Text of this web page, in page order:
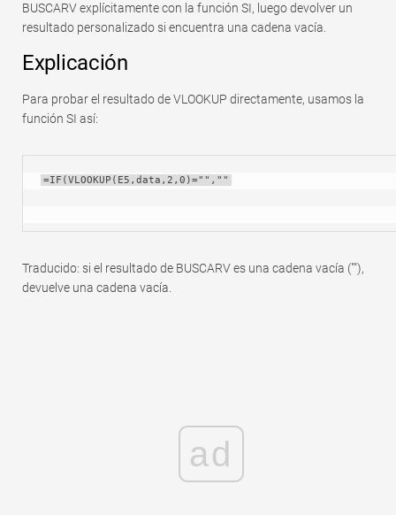
BUSCARV explícitamente con la función SI, luego devolver un
resultado personalizado si encuentra una cadena vacía.
Explicación
Para probar el resultado de VLOOKUP directamente, usamos la
función SI así:
=IF(VLOOKUP(E5,data,2,0)="",""
Traducido: si el resultado de BUSCARV es una cadena vacía (""),
devuelve una cadena vacía.
ad